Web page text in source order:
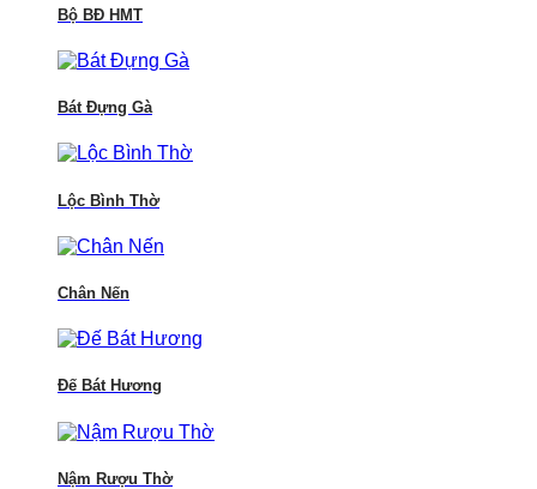
Bộ BĐ HMT
Bát Đựng Gà
Lộc Bình Thờ
Chân Nến
Đế Bát Hương
Nậm Rượu Thờ